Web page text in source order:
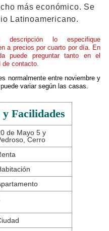
más económico. Se
Latinoamericano.
lo especifique
a precios por cuarto por día. En
puede preguntar tanto en el
contacto.
normalmente entre noviembre y
variar según las casas.
Facilidades
de Mayo 5 y
Cerro